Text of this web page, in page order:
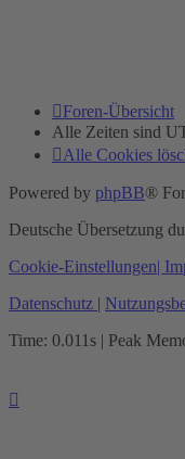
Foren-Übersicht
Alle Zeiten sind
Alle Cookies
Powered by phpBB®
Deutsche Übersetzung
Cookie-Einstellungen |
Datenschutz
Time: 0.011s | Peak